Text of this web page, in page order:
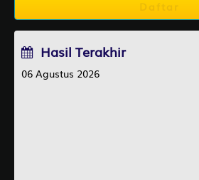
Daftar
Hasil Terakhir
06 Agustus 2026